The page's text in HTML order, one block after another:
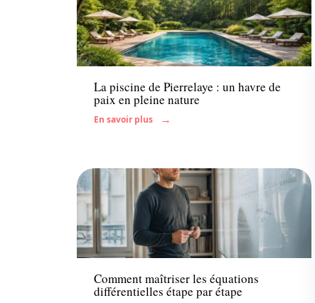
Famille
La piscine de Pierrelaye : un havre de
paix en pleine nature
En savoir plus
Enfant
Comment maîtriser les équations
différentielles étape par étape